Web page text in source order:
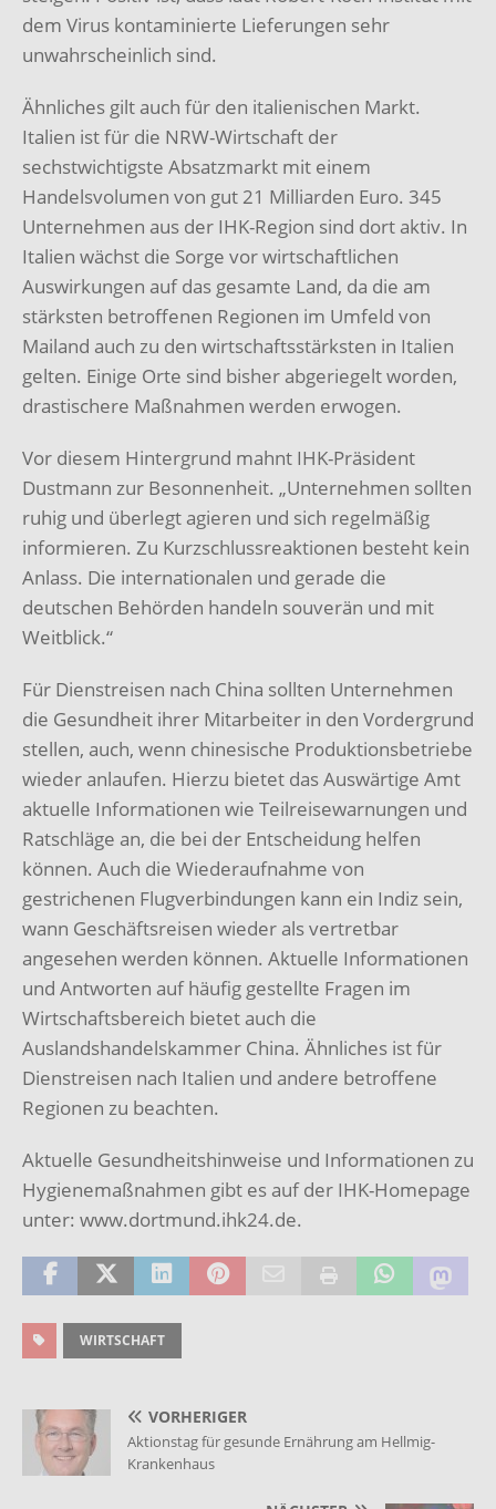
dem Virus kontaminierte Lieferungen sehr
unwahrscheinlich sind.
Ähnliches gilt auch für den italienischen Markt.
Italien ist für die NRW-Wirtschaft der
sechstwichtigste Absatzmarkt mit einem
Handelsvolumen von gut 21 Milliarden Euro. 345
Unternehmen aus der IHK-Region sind dort aktiv. In
Italien wächst die Sorge vor wirtschaftlichen
Auswirkungen auf das gesamte Land, da die am
stärksten betroffenen Regionen im Umfeld von
Mailand auch zu den wirtschaftsstärksten in Italien
gelten. Einige Orte sind bisher abgeriegelt worden,
drastischere Maßnahmen werden erwogen.
Vor diesem Hintergrund mahnt IHK-Präsident
Dustmann zur Besonnenheit. „Unternehmen sollten
ruhig und überlegt agieren und sich regelmäßig
informieren. Zu Kurzschlussreaktionen besteht kein
Anlass. Die internationalen und gerade die
deutschen Behörden handeln souverän und mit
Weitblick.“
Für Dienstreisen nach China sollten Unternehmen
die Gesundheit ihrer Mitarbeiter in den Vordergrund
stellen, auch, wenn chinesische Produktionsbetriebe
wieder anlaufen. Hierzu bietet das Auswärtige Amt
aktuelle Informationen wie Teilreisewarnungen und
Ratschläge an, die bei der Entscheidung helfen
können. Auch die Wiederaufnahme von
gestrichenen Flugverbindungen kann ein Indiz sein,
wann Geschäftsreisen wieder als vertretbar
angesehen werden können. Aktuelle Informationen
und Antworten auf häufig gestellte Fragen im
Wirtschaftsbereich bietet auch die
Auslandshandelskammer China. Ähnliches ist für
Dienstreisen nach Italien und andere betroffene
Regionen zu beachten.
Aktuelle Gesundheitshinweise und Informationen zu
Hygienemaßnahmen gibt es auf der IHK-Homepage
unter: www.dortmund.ihk24.de.
WIRTSCHAFT
VORHERIGER
Aktionstag für gesunde Ernährung am Hellmig-
Krankenhaus